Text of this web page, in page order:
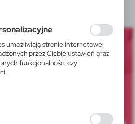
Twoich ustawień
bez zakłóceń.
umożliwiają stronie internetowej
przez Ciebie ustawień oraz
funkcjonalności czy
naszej strony
gwarantuje dostępność